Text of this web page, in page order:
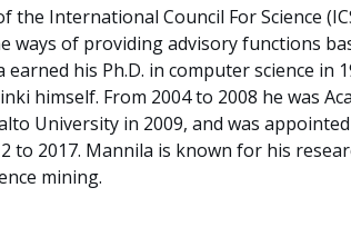
the International Council For Science
ways of providing advisory functions
earned his Ph.D. in computer science
himself. From 2004 to 2008 he was
University in 2009, and was
to 2017. Mannila is known for his
mining.